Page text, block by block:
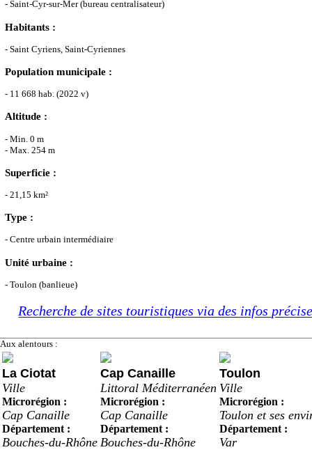
- Saint-Cyr-sur-Mer (bureau centralisateur)
Habitants :
- Saint Cyriens, Saint-Cyriennes
Population municipale :
- 11 668 hab. (2022 v)
Altitude :
- Min. 0 m
- Max. 254 m
Superficie :
- 21,15 km²
Type :
- Centre urbain intermédiaire
Unité urbaine :
- Toulon (banlieue)
Recherche de sites touristiques via des infos
Aux alentours :
La Ciotat
Ville
Microrégion :
Cap Canaille
Département :
Bouches-du-Rhône
Cap Canaille
Littoral Méditerranéen
Microrégion :
Cap Canaille
Département :
Bouches-du-Rhône
Toulon
Ville
Microrégion :
Toulon et ses
Département :
Var